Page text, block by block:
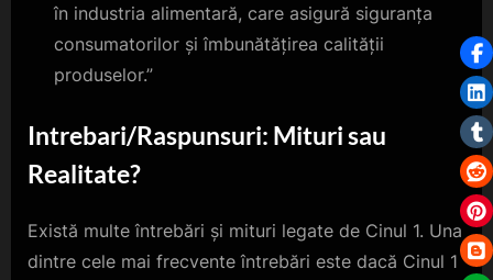
în industria alimentară, care asigură siguranța
consumatorilor și îmbunătățirea calității
produselor.”
Intrebari/Raspunsuri: Mituri sau
Realitate?
Există multe întrebări și mituri legate de Cinul 1. Una
dintre cele mai frecvente întrebări este dacă Cinul 1